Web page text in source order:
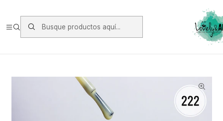
https://www.starken.cl/
Esmalte DGel 222